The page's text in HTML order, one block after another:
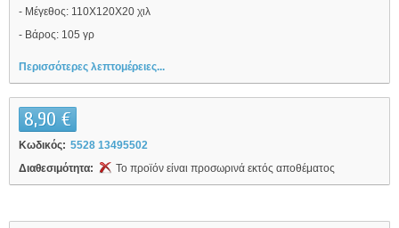
- Μέγεθος: 110Χ120Χ20 χιλ
- Βάρος: 105 γρ
Περισσότερες λεπτομέρειες...
8,90 €
Κωδικός: 5528 13495502
Διαθεσιμότητα:
Το προϊόν είναι προσωρινά εκτός αποθέματος